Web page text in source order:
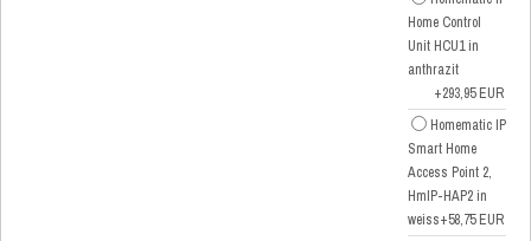
Home Control
Unit HCU1 in
anthrazit
+293,95 EUR
Homematic IP
Smart Home
Access Point 2,
HmIP-HAP2 in
weiss+58,75 EUR